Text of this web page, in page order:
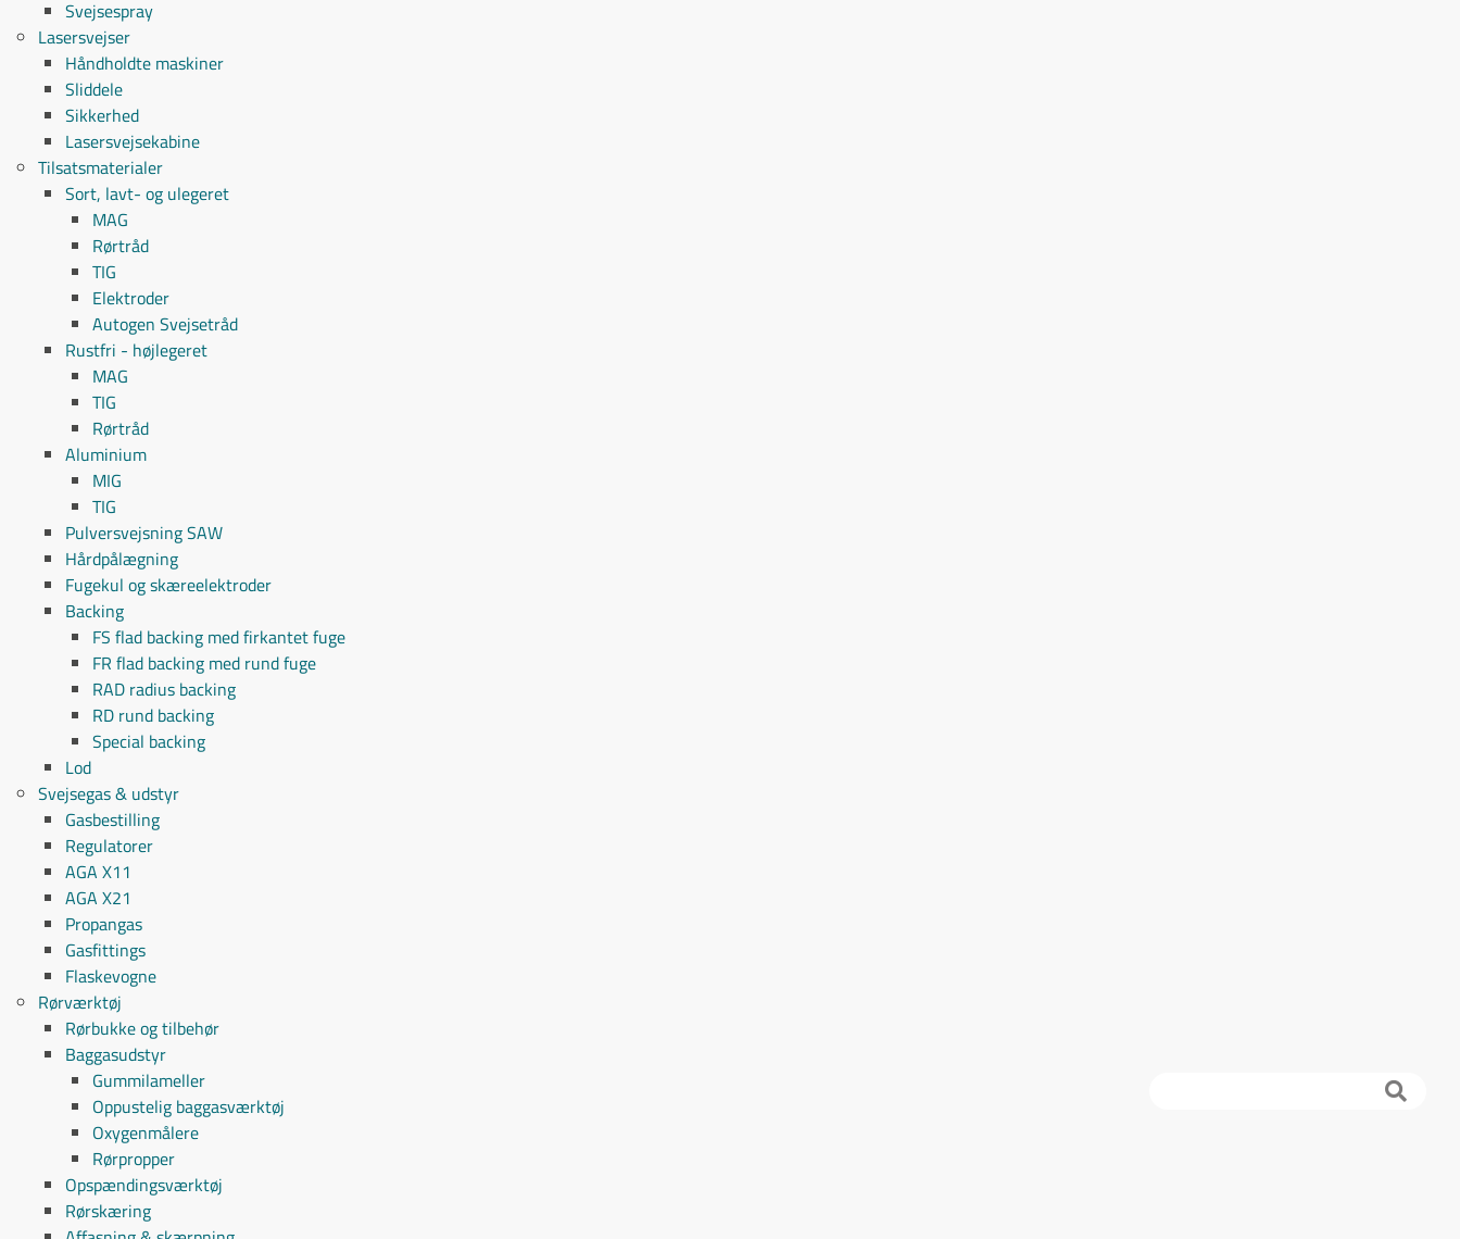
Svejsespray
Lasersvejser
Håndholdte maskiner
Sliddele
Sikkerhed
Lasersvejsekabine
Tilsatsmaterialer
Sort, lavt- og ulegeret
MAG
Rørtråd
TIG
Elektroder
Autogen Svejsetråd
Rustfri - højlegeret
MAG
TIG
Rørtråd
Aluminium
MIG
TIG
Pulversvejsning SAW
Hårdpålægning
Fugekul og skæreelektroder
Backing
FS flad backing med firkantet fuge
FR flad backing med rund fuge
RAD radius backing
RD rund backing
Special backing
Lod
Svejsegas & udstyr
Gasbestilling
Regulatorer
AGA X11
AGA X21
Propangas
Gasfittings
Flaskevogne
Rørværktøj
Rørbukke og tilbehør
Baggasudstyr
Gummilameller
Oppustelig baggasværktøj
Oxygenmålere
Rørpropper
Opspændingsværktøj
Rørskæring